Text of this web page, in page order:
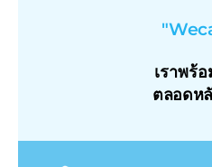
เราพร้
ตลอดห